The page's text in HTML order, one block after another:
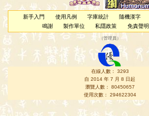
新手入門 使用凡例 字庫統計 隨機漢字
鳴謝
製作單位 私隱政策 免責聲明
（管理員 ）
在線人數： 3293
自 2014 年 7 月 8 日起
瀏覽人數： 80450657
使用次數： 294622304